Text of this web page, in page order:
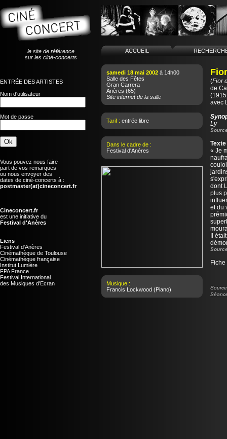
le site de référence
sur les ciné-concerts
ENTRÉE DES ARTISTES
Nom d'utilisateur
Mot de passe
Vous pouvez nous faire
part de vos remarques
ou nous envoyer des
dates de ciné-concerts à :
postmaster(at)cineconcert.fr
Cineconcert.fr
est une initiative du
Festival d'Anères
Liens
Festival d'Anères
Cinémathèque de Toulouse
Cinémathèque française
Institut Lumière
FPA France
Festival International
des Musiques d'Ecran
ACCUEIL
samedi 18 mai 2002 à 14h00
Salle des Fêtes
Gran Carrera
Anères (65)
Site internet de la salle
Tarif : entrée libre
Dans le cadre de :
Festival d'Anères
Musique :
Francis Lockwood (Piano)
(Fior
de
avec
Ly
« Je
dont
plus
et du
Il